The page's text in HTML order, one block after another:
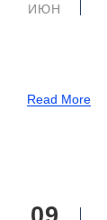
ИЮН
Read More